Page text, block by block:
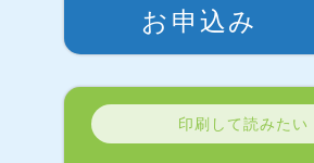
お申込み
印刷して読みたい